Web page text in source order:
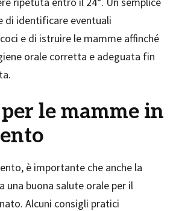
di identificare eventuali
e di istruire le mamme affinché
orale corretta e adeguata fin
le mamme in
è importante che anche la
una buona salute orale per il
Alcuni consigli pratici